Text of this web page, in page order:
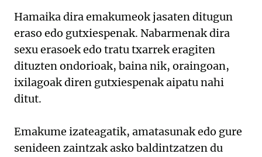
Hamaika dira emakumeok jasaten ditugun
eraso edo gutxiespenak. Nabarmenak dira
sexu erasoek edo tratu txarrek eragiten
dituzten ondorioak, baina nik, oraingoan,
ixilagoak diren gutxiespenak aipatu nahi
ditut.
Emakume izateagatik, amatasunak edo gure
senideen zaintzak asko baldintzatzen du